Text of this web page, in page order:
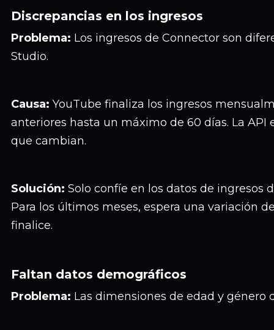
Discrepancias en los ingresos
Problema: Los ingresos de Connector son
Studio.
Causa: YouTube finaliza los ingresos
anteriores hasta un máximo de 60 días. La API
que cambian.
Solución: Solo confíe en los datos de ingresos
Para los últimos meses, espera una variación
finalice.
Faltan datos demográficos
Problema: Las dimensiones de edad y género